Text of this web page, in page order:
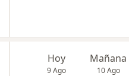
Hoy
9 Ago
Mañana
10 Ago